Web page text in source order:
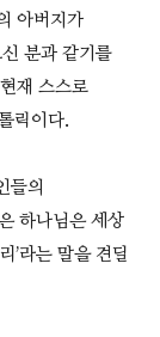
아버지가
분과 같기를
재 스스로
릭이다.
들의
하나님은 세상
’라는 말을 견딜